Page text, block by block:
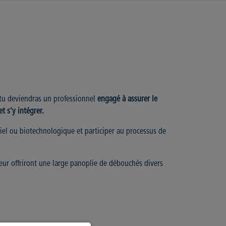
deviendras un professionnel engagé à assurer le
s’y intégrer.
ou biotechnologique et participer au processus de
offriront une large panoplie de débouchés divers